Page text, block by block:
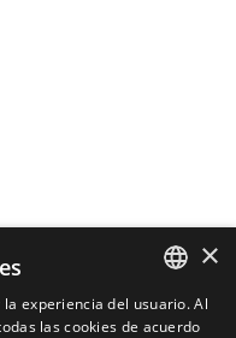
ENGLISH
×
experiencia del usuario. Al
las cookies de acuerdo